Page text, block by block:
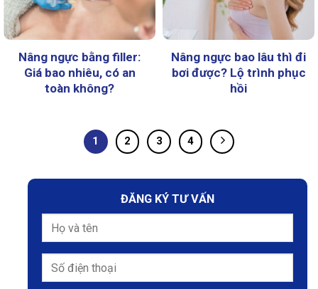
Nâng ngực bằng filler:
Giá bao nhiêu, có an
toàn không?
Nâng ngực bao lâu thì đi
bơi được? Lộ trình phục
hồi
1 2 3 4
ĐĂNG KÝ TƯ VẤN